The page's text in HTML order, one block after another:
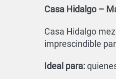
Casa Hidalgo –
Casa Hidalgo
imprescindible
Ideal para: